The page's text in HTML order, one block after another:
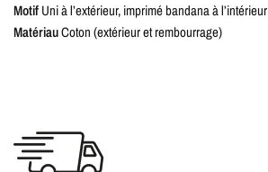
MotifUni à l’extérieur, imprimé bandana à l’intérieur
MatériauCoton (extérieur et rembourrage)